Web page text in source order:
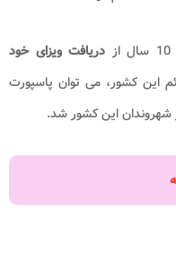
دریافت ویزای خود
این کشور، می توان پاسپورت
شهروندان این کشور شد.